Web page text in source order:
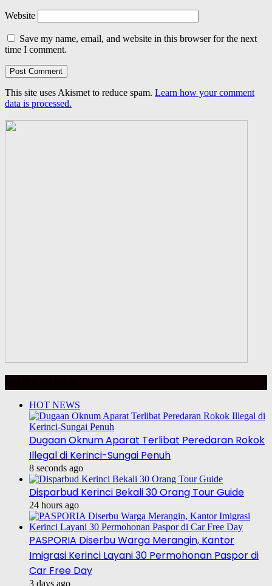
Website
Save my name, email, and website in this browser for the next
time I comment.
This site uses Akismet to reduce spam. Learn how your comment
data is processed.
HOT NEWS
Dugaan Oknum Aparat Terlibat Peredaran Rokok
Illegal di Kerinci-Sungai Penuh
8 seconds ago
Disparbud Kerinci Bekali 30 Orang Tour Guide
24 hours ago
PASPORIA Diserbu Warga Merangin, Kantor
Imigrasi Kerinci Layani 30 Permohonan Paspor di
Car Free Day
3 days ago